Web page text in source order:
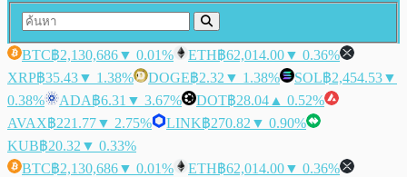
BTC฿2,130,686▼ 0.01% ETH฿62,014.00▼ 0.36%
XRP฿35.43▼ 1.38% DOGE฿2.32 ▼ 1.38% SOL฿2,454.53▼
0.38%
ADA฿6.31 ▼ 3.67% DOT฿28.04 ▲ 0.52%
AVAX฿221.77▼ 2.75% LINK฿270.82 ▼ 0.90%
KUB฿20.32 ▼ 0.33%
BTC฿2,130,686▼ 0.01% ETH฿62,014.00▼ 0.36%